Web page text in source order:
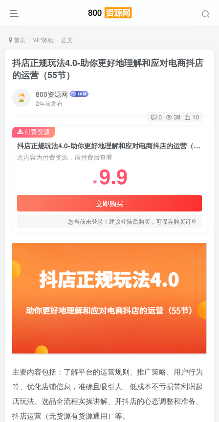
首页 VIP教程 正文
抖店正规玩法4.0-助你更好地理解和应对电商抖店
的运营（55节）
800资源网
2年前发布
0 38 10
抖店正规玩法4.0-助你更好地理解和应对电商抖店的运营（55节）
此内容为付费资源，请付费后查看
￥ 9.9
立即购买
您当前未登录！建议登陆后购买，可保存购买订单
付费资源
主要内容包括：了解平台的运营规则、推广策略、用户行为
等、优化店铺信息，准确且吸引人、低成本不亏损带利润起
店玩法、选品全流程实操讲解、开抖店的心态调整和准备、
抖店运营（无货源有货源通用）等。